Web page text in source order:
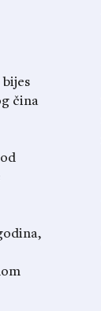
čina